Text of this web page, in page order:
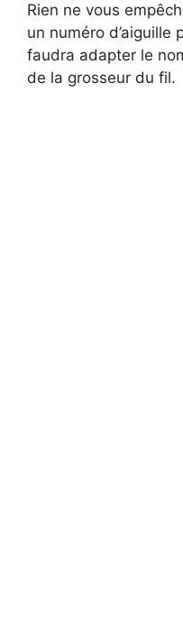
Rien ne vous
un numéro d’aiguille
faudra adapter le
de la grosseur du fil.